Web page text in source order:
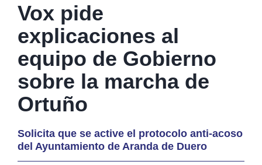
Vox pide
explicaciones al
equipo de Gobierno
sobre la marcha de
Ortuño
Solicita que se active el protocolo anti-acoso
del Ayuntamiento de Aranda de Duero